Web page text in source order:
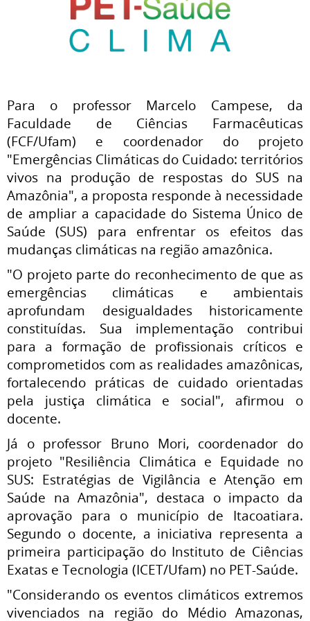
Para o professor Marcelo Campese, da
Faculdade de Ciências Farmacêuticas
(FCF/Ufam) e coordenador do projeto
"Emergências Climáticas do Cuidado: territórios
vivos na produção de respostas do SUS na
Amazônia", a proposta responde à necessidade
de ampliar a capacidade do Sistema Único de
Saúde (SUS) para enfrentar os efeitos das
mudanças climáticas na região amazônica.
"O projeto parte do reconhecimento de que as
emergências climáticas e ambientais
aprofundam desigualdades historicamente
constituídas. Sua implementação contribui
para a formação de profissionais críticos e
comprometidos com as realidades amazônicas,
fortalecendo práticas de cuidado orientadas
pela justiça climática e social", afirmou o
docente.
Já o professor Bruno Mori, coordenador do
projeto "Resiliência Climática e Equidade no
SUS: Estratégias de Vigilância e Atenção em
Saúde na Amazônia", destaca o impacto da
aprovação para o município de Itacoatiara.
Segundo o docente, a iniciativa representa a
primeira participação do Instituto de Ciências
Exatas e Tecnologia (ICET/Ufam) no PET-Saúde.
"Considerando os eventos climáticos extremos
vivenciados na região do Médio Amazonas,